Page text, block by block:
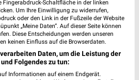
PROSPEKTE
Fingerabdruck-Schaltfläche in der linken
Um Ihre Einwilligung zu widerrufen,
oder den Link in der Fußzeile der Website
„Meine Daten“. Auf dieser Seite können
Diese Entscheidungen werden unseren
keinen Einfluss auf die Browserdaten.
Daten, um die Leistung der
Folgendes zu tun:
Informationen auf einem Endgerät.